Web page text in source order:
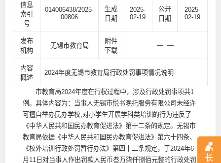
长
信息
索引
号
014006438/2025-
00806
生成
日期
2025-
02-19
公开
日期
2025-
02-19
发布
机构
无锡市教育局
附件
下载
— —
内容
概述
2024年度无锡市教育局行政处罚事项情况说明
市教育局2024年度在行权过程中，涉及行政处罚事项共1
例。具体内容为：当事人无锡市悦书晚托服务有限公司未经许
可擅自举办民办学校,对小学生开展学科类培训的行为违反了
《中华人民共和国民办教育促进法》第十二条的规定。无锡市
教育局依据《中华人民共和国民办教育促进法》第六十四条、
《校外培训行政处罚暂行办法》第四十二条规定，于2024年6
月11日对当事人作出罚款人民币叁万柒仟捌佰元整的行政处罚